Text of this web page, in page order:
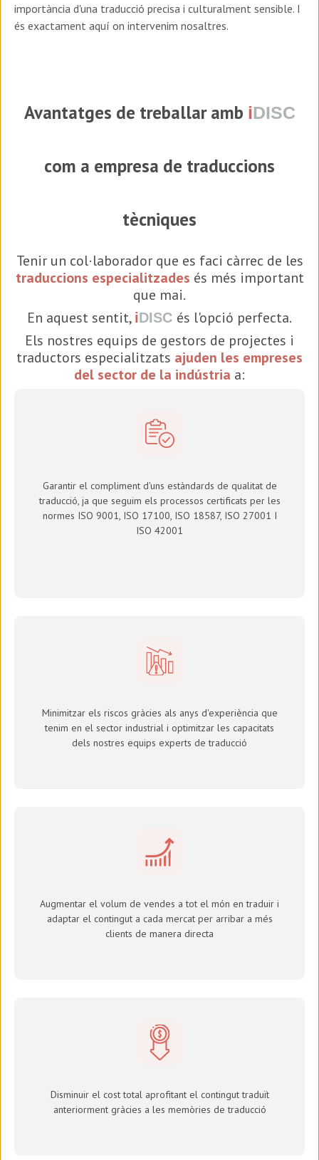
importància d'una traducció precisa i culturalment sensible. I
és exactament aquí on intervenim nosaltres.
Avantatges de treballar amb iDISC
com a empresa de traduccions
tècniques
Tenir un col·laborador que es faci càrrec de les
traduccions especialitzades és més important
que mai.
En aquest sentit, iDISC és l'opció perfecta.
Els nostres equips de gestors de projectes i
traductors especialitzats ajuden les empreses
del sector de la indústria a:
Garantir el compliment d'uns estàndards de qualitat de
traducció, ja que seguim els processos certificats per les
normes ISO 9001, ISO 17100, ISO 18587, ISO 27001 I
ISO 42001
Minimitzar els riscos gràcies als anys d'experiència que
tenim en el sector industrial i optimitzar les capacitats
dels nostres equips experts de traducció
Augmentar el volum de vendes a tot el món en traduir i
adaptar el contingut a cada mercat per arribar a més
clients de manera directa
Disminuir el cost total aprofitant el contingut traduït
anteriorment gràcies a les memòries de traducció